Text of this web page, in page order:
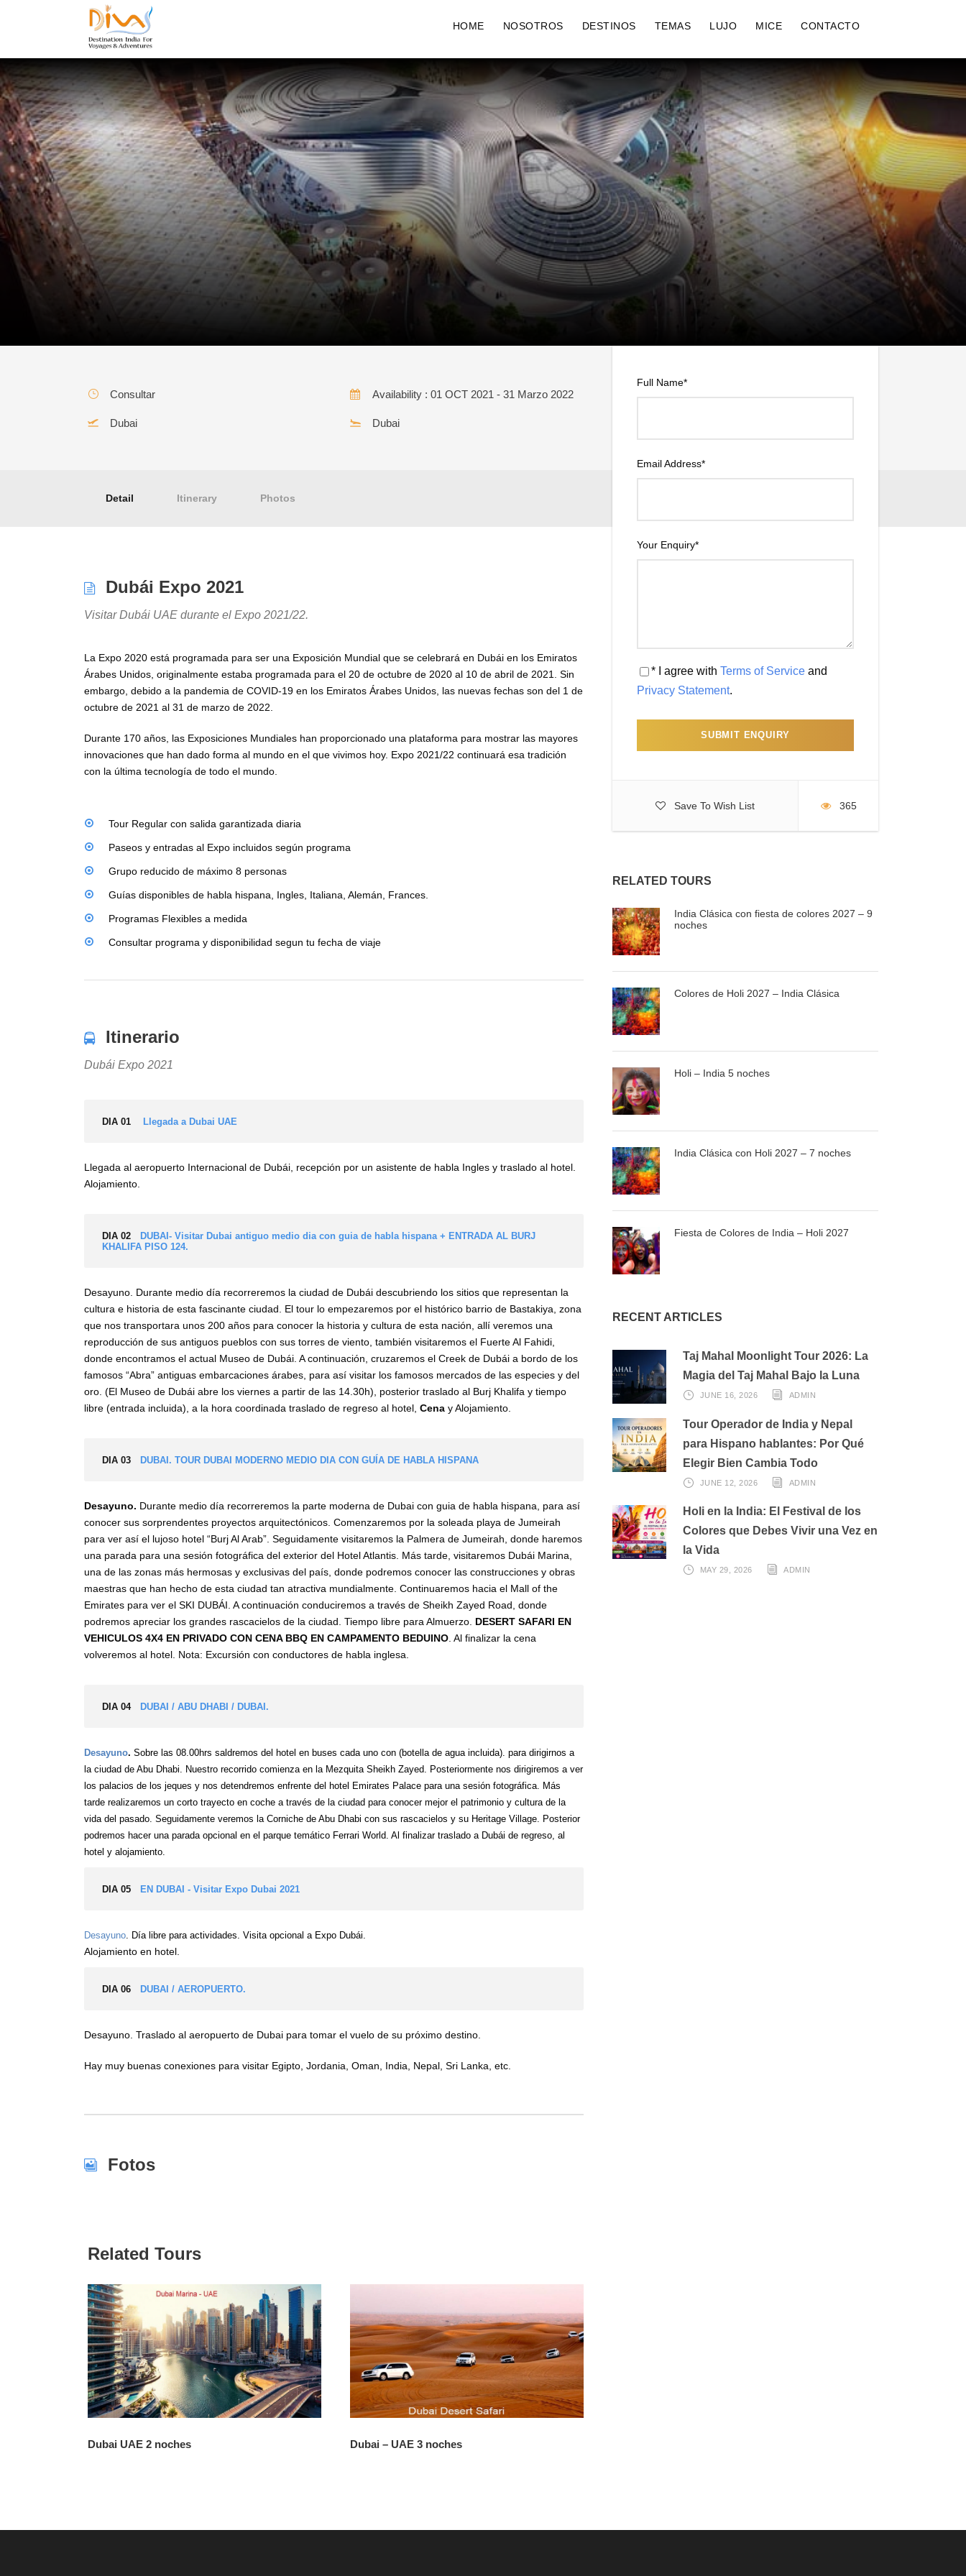
HOME NOSOTROS DESTINOS TEMAS LUJO MICE CONTACTO
Full Name*
Email Address*
Your Enquiry*
* I agree with Terms of Service and
Privacy Statement.
Save To Wish List 365
RELATED TOURS
India Clásica con fiesta de colores 2027 – 9
noches
Colores de Holi 2027 – India Clásica
Holi – India 5 noches
India Clásica con Holi 2027 – 7 noches
Fiesta de Colores de India – Holi 2027
RECENT ARTICLES
Taj Mahal Moonlight Tour 2026: La
Magia del Taj Mahal Bajo la Luna
JUNE 16, 2026 ADMIN
Tour Operador de India y Nepal
para Hispano hablantes: Por Qué
Elegir Bien Cambia Todo
JUNE 12, 2026 ADMIN
Holi en la India: El Festival de los
Colores que Debes Vivir una Vez en
la Vida
MAY 29, 2026 ADMIN
Consultar Availability : 01 OCT 2021 - 31 Marzo 2022
Dubai Dubai
Detail Itinerary Photos
Dubái Expo 2021
Visitar Dubái UAE durante el Expo 2021/22.
La Expo 2020 está programada para ser una Exposición Mundial que se celebrará en Dubái en los Emiratos
Árabes Unidos, originalmente estaba programada para el 20 de octubre de 2020 al 10 de abril de 2021. Sin
embargo, debido a la pandemia de COVID-19 en los Emiratos Árabes Unidos, las nuevas fechas son del 1 de
octubre de 2021 al 31 de marzo de 2022.
Durante 170 años, las Exposiciones Mundiales han proporcionado una plataforma para mostrar las mayores
innovaciones que han dado forma al mundo en el que vivimos hoy. Expo 2021/22 continuará esa tradición
con la última tecnología de todo el mundo.
Tour Regular con salida garantizada diaria
Paseos y entradas al Expo incluidos según programa
Grupo reducido de máximo 8 personas
Guías disponibles de habla hispana, Ingles, Italiana, Alemán, Frances.
Programas Flexibles a medida
Consultar programa y disponibilidad segun tu fecha de viaje
Itinerario
Dubái Expo 2021
DIA 01 Llegada a Dubai UAE
Llegada al aeropuerto Internacional de Dubái, recepción por un asistente de habla Ingles y traslado al hotel.
Alojamiento.
DIA 02
DUBAI- Visitar Dubai antiguo medio dia con guia de habla hispana + ENTRADA AL BURJ
KHALIFA PISO 124.
Desayuno. Durante medio día recorreremos la ciudad de Dubái descubriendo los sitios que representan la
cultura e historia de esta fascinante ciudad. El tour lo empezaremos por el histórico barrio de Bastakiya, zona
que nos transportara unos 200 años para conocer la historia y cultura de esta nación, allí veremos una
reproducción de sus antiguos pueblos con sus torres de viento, también visitaremos el Fuerte Al Fahidi,
donde encontramos el actual Museo de Dubái. A continuación, cruzaremos el Creek de Dubái a bordo de los
famosos “Abra” antiguas embarcaciones árabes, para así visitar los famosos mercados de las especies y del
oro. (El Museo de Dubái abre los viernes a partir de las 14.30h), posterior traslado al Burj Khalifa y tiempo
libre (entrada incluida), a la hora coordinada traslado de regreso al hotel, Cena y Alojamiento.
DIA 03 DUBAI. TOUR DUBAI MODERNO MEDIO DIA CON GUÍA DE HABLA HISPANA
Desayuno. Durante medio día recorreremos la parte moderna de Dubai con guia de habla hispana, para así
conocer sus sorprendentes proyectos arquitectónicos. Comenzaremos por la soleada playa de Jumeirah
para ver así el lujoso hotel “Burj Al Arab”. Seguidamente visitaremos la Palmera de Jumeirah, donde haremos
una parada para una sesión fotográfica del exterior del Hotel Atlantis. Más tarde, visitaremos Dubái Marina,
una de las zonas más hermosas y exclusivas del país, donde podremos conocer las construcciones y obras
maestras que han hecho de esta ciudad tan atractiva mundialmente. Continuaremos hacia el Mall of the
Emirates para ver el SKI DUBÁI. A continuación conduciremos a través de Sheikh Zayed Road, donde
podremos apreciar los grandes rascacielos de la ciudad. Tiempo libre para Almuerzo. DESERT SAFARI EN
VEHICULOS 4X4 EN PRIVADO CON CENA BBQ EN CAMPAMENTO BEDUINO . Al finalizar la cena
volveremos al hotel. Nota: Excursión con conductores de habla inglesa.
DIA 04 DUBAI / ABU DHABI / DUBAI.
Desayuno. Sobre las 08.00hrs saldremos del hotel en buses cada uno con (botella de agua incluida). para dirigirnos a
la ciudad de Abu Dhabi. Nuestro recorrido comienza en la Mezquita Sheikh Zayed. Posteriormente nos dirigiremos a ver
los palacios de los jeques y nos detendremos enfrente del hotel Emirates Palace para una sesión fotográfica. Más
tarde realizaremos un corto trayecto en coche a través de la ciudad para conocer mejor el patrimonio y cultura de la
vida del pasado. Seguidamente veremos la Corniche de Abu Dhabi con sus rascacielos y su Heritage Village. Posterior
podremos hacer una parada opcional en el parque temático Ferrari World. Al finalizar traslado a Dubái de regreso, al
hotel y alojamiento.
DIA 05 EN DUBAI - Visitar Expo Dubai 2021
Desayuno. Día libre para actividades. Visita opcional a Expo Dubái.
Alojamiento en hotel.
DIA 06 DUBAI / AEROPUERTO.
Desayuno. Traslado al aeropuerto de Dubai para tomar el vuelo de su próximo destino.
Hay muy buenas conexiones para visitar Egipto, Jordania, Oman, India, Nepal, Sri Lanka, etc.
Fotos
Related Tours
Dubai UAE 2 noches Dubai – UAE 3 noches